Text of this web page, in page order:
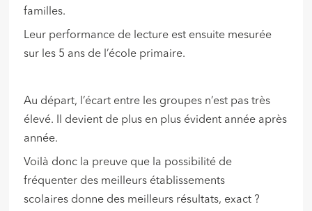
familles.
Leur performance de lecture est ensuite mesurée
sur les 5 ans de l’école primaire.
Au départ, l’écart entre les groupes n’est pas très
élevé. Il devient de plus en plus évident année après
année.
Voilà donc la preuve que la possibilité de
fréquenter des meilleurs établissements
scolaires donne des meilleurs résultats, exact ?